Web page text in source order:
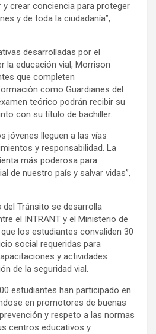
y crear conciencia para proteger
y de toda la ciudadanía”,
desarrolladas por el
la educación vial, Morrison
que completen
como Guardianes del
teórico podrán recibir su
con su título de bachiller.
jóvenes lleguen a las vías
y responsabilidad. La
más poderosa para
de nuestro país y salvar vidas”,
del Tránsito se desarrolla
el INTRANT y el Ministerio de
los estudiantes convaliden 30
social requeridas para
y actividades
de la seguridad vial.
estudiantes han participado en
en promotores de buenas
y respeto a las normas
centros educativos y